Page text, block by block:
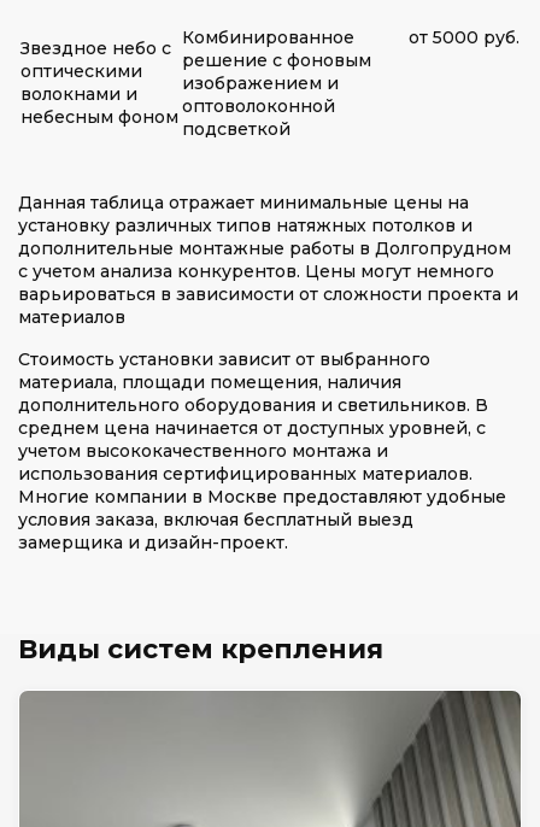
Звездное небо с
оптическими
волокнами и
небесным фоном
Комбинированное
решение с фоновым
изображением и
оптоволоконной
подсветкой
от 5000 руб.
Данная таблица отражает минимальные цены на
установку различных типов натяжных потолков и
дополнительные монтажные работы в Долгопрудном
с учетом анализа конкурентов. Цены могут немного
варьироваться в зависимости от сложности проекта и
материалов
Стоимость установки зависит от выбранного
материала, площади помещения, наличия
дополнительного оборудования и светильников. В
среднем цена начинается от доступных уровней, с
учетом высококачественного монтажа и
использования сертифицированных материалов.
Многие компании в Москве предоставляют удобные
условия заказа, включая бесплатный выезд
замерщика и дизайн-проект.
Виды систем крепления